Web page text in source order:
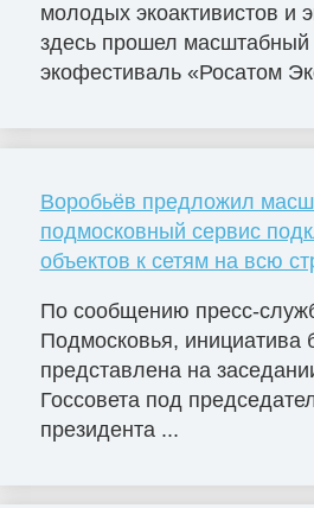
молодых экоактивистов и
здесь прошел
экофестиваль «Росатом
Воробьёв предложил
подмосковный сервис
объектов к сетям на всю
По сообщению пресс-
Подмосковья, инициатива
представлена на
Госсовета под
президента ...